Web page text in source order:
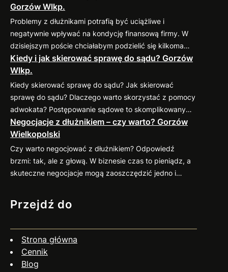
Gorzów Wlkp.
Problemy z dłużnikami potrafią być uciążliwe i
negatywnie wpływać na kondycję finansową firmy. W
dzisiejszym poście chciałabym podzielić się kilkoma
sprawdzonymi praktykami, które pomogą
zminimalizować ryzyko takich sytuacji. 1. Weryfikacja
kontrahenta przed nawiązaniem współpracy Zanim
podpiszesz umowę, dokładnie sprawdź potencjalnego
kontrahenta. Możesz zweryfikować jego wiarygodność
finansową w dostępnych bazach gospodarczych (np.
KRD, BIG) oraz poprosić o…
Kiedy i jak skierować sprawę do sądu? Gorzów
Wlkp.
Kiedy skierować sprawę do sądu? Jak skierować
sprawę do sądu? Dlaczego warto skorzystać z pomocy
adwokata? Postępowanie sądowe to skomplikowany
proces, który wymaga znajomości przepisów oraz
procedur. Profesjonalny pełnomocnik: Jeśli
zastanawiasz się nad skierowaniem swojej sprawy do
sądu, zapraszam do kontaktu
883 593 553. Chętnie
pomogę w ocenie sytuacji, przygotowaniu pozwu i
Negocjacje z dłużnikiem – czy warto? Gorzów
Wielkopolski
Czy warto negocjować z dłużnikiem? Odpowiedź
brzmi: tak, ale z głową. W biznesie czas to pieniądz, a
skuteczne negocjacje mogą zaoszczędzić jedno i
dłużnikiem często przynosi zaskakująco pozytywne
efekty. Dlaczego warto negocjować? Jak się
zawsze. Jeśli dłużnik wyraźnie unika kontaktu, działa
nieuczciwie…
Przejdź do
Strona główna
Cennik
Blog